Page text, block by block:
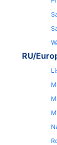
RU/